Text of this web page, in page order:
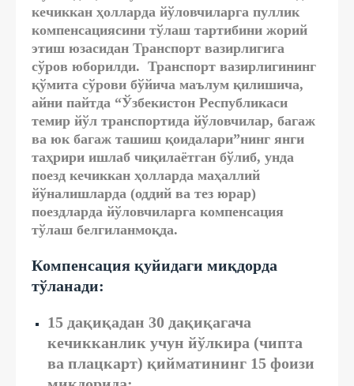
кечиккан ҳолларда йўловчиларга пуллик
компенсациясини тўлаш тартибини жорий
этиш юзасидан Транспорт вазирлигига
сўров юборилди. Транспорт вазирлигининг
қўмита сўрови бўйича маълум қилишича,
айни пайтда “Ўзбекистон Республикаси
темир йўл транспортида йўловчилар, багаж
ва юк багаж ташиш қоидалари”нинг янги
таҳрири ишлаб чиқилаётган бўлиб, унда
поезд кечиккан ҳолларда маҳаллий
йўналишларда (оддий ва тез юрар)
поездларда йўловчиларга компенсация
тўлаш белгиланмоқда.
Компенсация қуйидаги миқдорда
тўланади:
15 дақиқадан 30 дақиқагача
кечикканлик учун йўлкира (чипта
ва плацкарт) қийматининг 15 фоизи